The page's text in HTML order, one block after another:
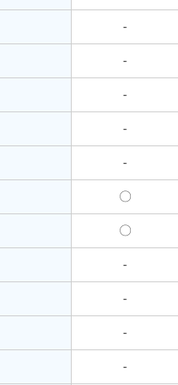
-
-
-
-
-
〇
〇
-
-
-
-